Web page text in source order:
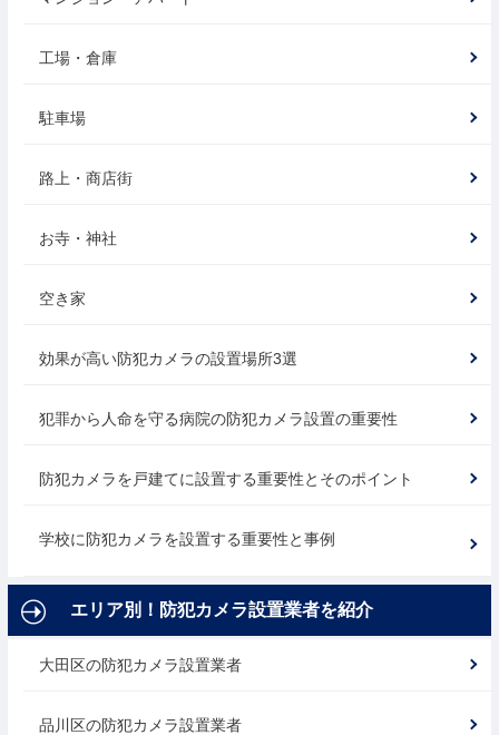
工場・倉庫
駐車場
路上・商店街
お寺・神社
空き家
効果が高い防犯カメラの設置場所3選
犯罪から人命を守る病院の防犯カメラ設置の重要性
防犯カメラを戸建てに設置する重要性とそのポイント
学校に防犯カメラを設置する重要性と事例
エリア別！防犯カメラ設置業者を紹介
大田区の防犯カメラ設置業者
品川区の防犯カメラ設置業者